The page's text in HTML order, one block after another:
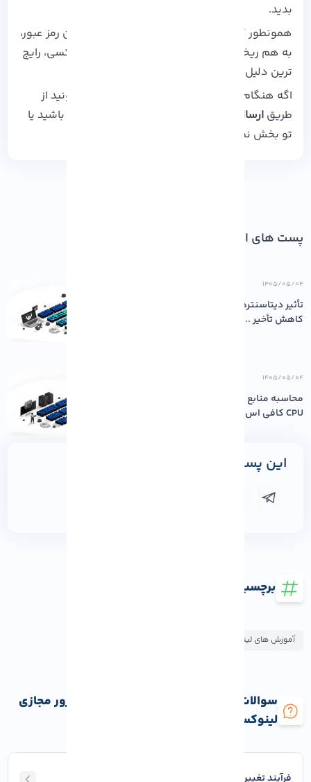
بدید.
همونطور که گفتیم، مشکلاتی مثل فراموش کردن رمز عبور،
به‌ هم‌ ریختن تنظیمات یا نیاز به تغییر توزیع لینوکسی، رایج
ترین دلیل های نصب دوباره سیستم‌ عامل ان.
اگه هنگام انجام مراحل به مشکل برخوردید، میتونید از
طریقارسال تیکت
با پشتیبانی آذرسیس در ارتباط باشید یا
تو بخش نظرات سوالاتون رو مطرح کنید.
پست های اخیر
۱۴۰۵/۰۵/۰۴
تأثیر دیتاسنترهای باکیفیت بر پایداری و
کاهش تأخیر ...
۱۴۰۵/۰۵/۰۴
محاسبه منابع مورد نیاز سرور: چقدر رم و
CPU کافی اس...
این پست را به اشتراک بگذارید
برچسب ها
آموزش های لینوکس
سوالات متداول تغییر سیستم عامل در سرور مجازی
لینوکس
فرآیند تغییر سیستم‌ عامل چقدر زمان می‌ برد؟